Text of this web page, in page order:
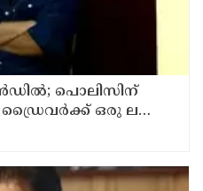
പൊലിസിന്
ഒരു ലക്ഷം
മന്ത്രി